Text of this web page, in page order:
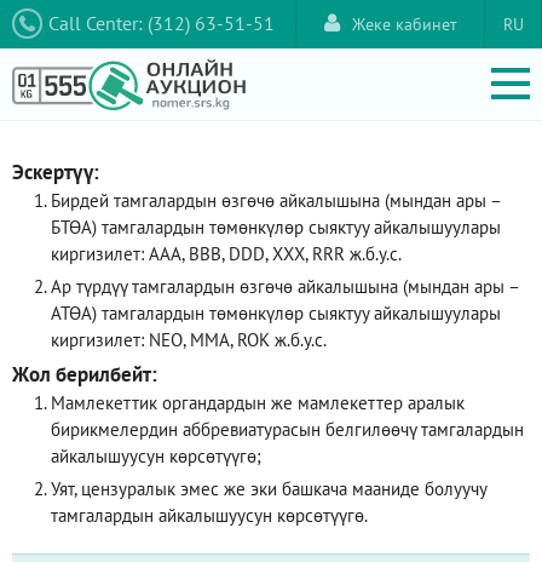
Call Center: (312) 63-51-51 RU
Жеке кабинет
Эскертүү:
Бирдей тамгалардын өзгөчө айкалышына (мындан ары –
БТӨА) тамгалардын төмөнкүлөр сыяктуу айкалышуулары
киргизилет: AAA, ВВВ, DDD, XXX, RRR ж.б.у.с.
Ар түрдүү тамгалардын өзгөчө айкалышына (мындан ары –
АТӨА) тамгалардын төмөнкүлөр сыяктуу айкалышуулары
киргизилет: NEO, ММА, ROK ж.б.у.с.
Жол берилбейт:
Мамлекеттик органдардын же мамлекеттер аралык
бирикмелердин аббревиатурасын белгилөөчү тамгалардын
айкалышуусун көрсөтүүгө;
Уят, цензуралык эмес же эки башкача мааниде болуучу
тамгалардын айкалышуусун көрсөтүүгө.